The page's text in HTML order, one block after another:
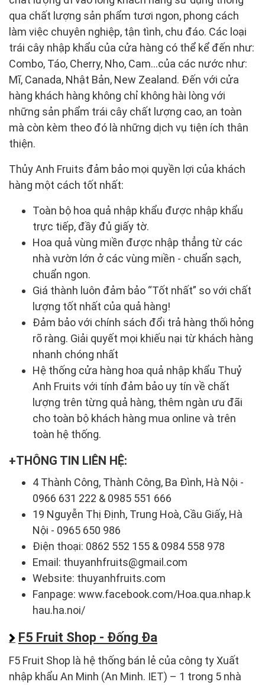
qua chất lượng sản phẩm tươi ngon, phong cách
làm việc chuyên nghiệp, tận tình, chu đáo. Các loại
trái cây nhập khẩu của cửa hàng có thể kể đến như:
Combo, Táo, Cherry, Nho, Cam...của các nước như:
Mĩ, Canada, Nhật Bản, New Zealand. Đến với cửa
hàng khách hàng không chỉ không hài lòng với
những sản phẩm trái cây chất lượng cao, an toàn
mà còn kèm theo đó là những dịch vụ tiện ích thân
thiện.
Thủy Anh Fruits đảm bảo mọi quyền lợi của khách
hàng một cách tốt nhất:
Toàn bộ hoa quả nhập khẩu được nhập khẩu
trực tiếp, đầy đủ giấy tờ.
Hoa quả vùng miền được nhập thẳng từ các
nhà vườn lớn ở các vùng miền - chuẩn sạch,
chuẩn ngon.
Giá thành luôn đảm bảo “Tốt nhất” so với chất
lượng tốt nhất của quả hàng!
Đảm bảo với chính sách đổi trả hàng thối hỏng
rõ ràng. Giải quyết mọi khiếu nại từ khách hàng
nhanh chóng nhất
Hệ thống cửa hàng hoa quả nhập khẩu Thuỷ
Anh Fruits với tính đảm bảo uy tín về chất
lượng trên từng quả hàng, thêm ngàn ưu đãi
cho toàn bộ khách hàng mua online và trên
toàn hệ thống.
THÔNG TIN LIÊN HỆ:
4 Thành Công, Thành Công, Ba Đình, Hà Nội -
0966 631 222 & 0985 551 666
19 Nguyễn Thị Định, Trung Hoà, Cầu Giấy, Hà
Nội - 0965 650 986
Điện thoại: 0862 552 155 & 0984 558 978
Email: thuyanhfruits@gmail.com
Website: thuyanhfruits.com
Fanpage: www.facebook.com/Hoa.qua.nhap.k
hau.ha.noi/
F5 Fruit Shop - Đống Đa
F5 Fruit Shop là hệ thống bán lẻ của công ty Xuất
nhập khẩu An Minh (An Minh. IET) – 1 trong 5 nhà